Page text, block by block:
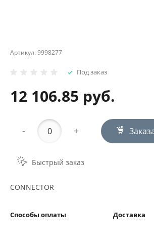
Артикул:9998277
Под заказ
12 106.85 руб.
- +
Быстрый заказ
CONNECTOR
Способы оплаты Доставка